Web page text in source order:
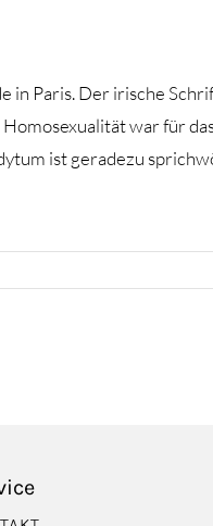
in Paris. Der irische
war für
ist geradezu